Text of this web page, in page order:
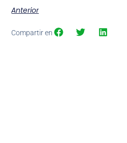
Anterior
Compartir en